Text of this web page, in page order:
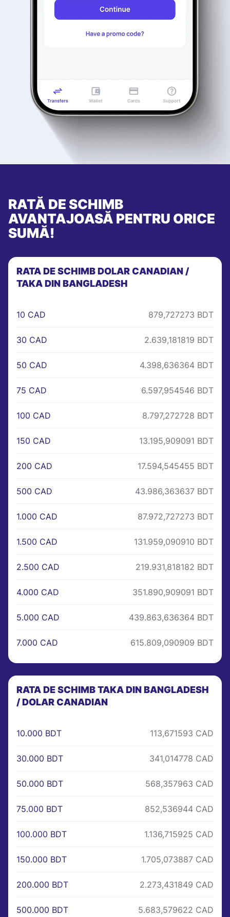
RATĂ DE SCHIMB
AVANTAJOASĂ PENTRU ORICE
SUMĂ!
RATA DE SCHIMB DOLAR CANADIAN /
TAKA DIN BANGLADESH
10 CAD 879,727273 BDT
30 CAD 2.639,181819 BDT
50 CAD 4.398,636364 BDT
75 CAD 6.597,954546 BDT
100 CAD 8.797,272728 BDT
150 CAD 13.195,909091 BDT
200 CAD 17.594,545455 BDT
500 CAD 43.986,363637 BDT
1.000 CAD 87.972,727273 BDT
1.500 CAD 131.959,090910 BDT
2.500 CAD 219.931,818182 BDT
4.000 CAD 351.890,909091 BDT
5.000 CAD 439.863,636364 BDT
7.000 CAD 615.809,090909 BDT
RATA DE SCHIMB TAKA DIN BANGLADESH
/ DOLAR CANADIAN
10.000 BDT 113,671593 CAD
30.000 BDT 341,014778 CAD
50.000 BDT 568,357963 CAD
75.000 BDT 852,536944 CAD
100.000 BDT 1.136,715925 CAD
150.000 BDT 1.705,073887 CAD
200.000 BDT 2.273,431849 CAD
500.000 BDT 5.683,579622 CAD